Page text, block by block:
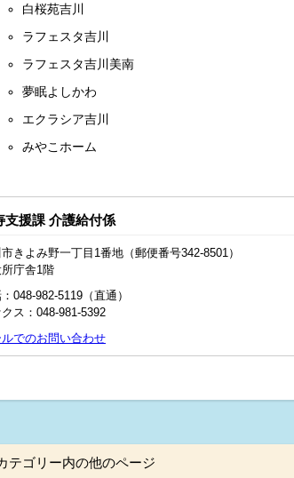
白桜苑吉川
ラフェスタ吉川
ラフェスタ吉川美南
夢眠よしかわ
エクラシア吉川
みやこホーム
支援課 介護給付係
きよみ野一丁目1番地（郵便番号342-8501）
庁舎1階
048-982-5119（直通）
ス：048‐981‐5392
ルでのお問い合わせ
テゴリー内の他のページ